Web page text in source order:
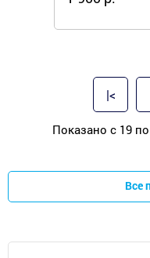
|<
Показано с 19
Все